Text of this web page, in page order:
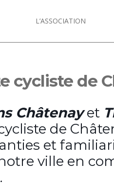
L’ASSOCIATION
cycliste de
Châtenayet
de
et
ville en